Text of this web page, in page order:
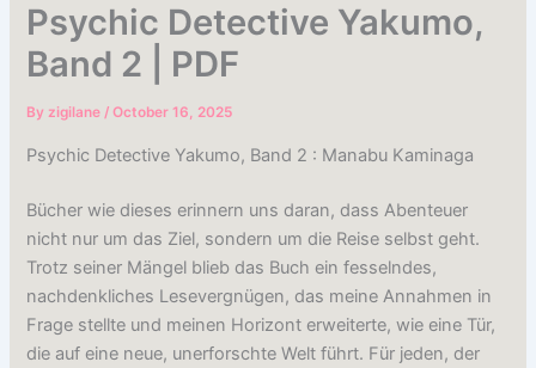
Psychic Detective Yakumo,
Band 2 | PDF
Byzigilane/October 16, 2025
Psychic Detective Yakumo, Band 2 : Manabu Kaminaga
Bücher wie dieses erinnern uns daran, dass Abenteuer
nicht nur um das Ziel, sondern um die Reise selbst geht.
Trotz seiner Mängel blieb das Buch ein fesselndes,
nachdenkliches Lesevergnügen, das meine Annahmen in
Frage stellte und meinen Horizont erweiterte, wie eine Tür,
die auf eine neue, unerforschte Welt führt. Für jeden, der